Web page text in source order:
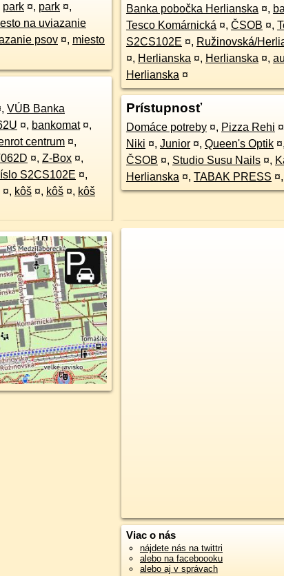
park ¤, park ¤,
na uviazanie
psov ¤, miesto
, VÚB Banka
¤, bankomat ¤,
centrum ¤,
¤, Z-Box ¤,
S2CS102E ¤,
¤, kôš ¤, kôš ¤, kôš
Banka pobočka Herlianska ¤,
Tesco Komárnická ¤, ČSOB ¤,
S2CS102E ¤, Ružinovská/
¤, Herlianska ¤, Herlianska ¤,
Herlianska ¤
Prístupnosť
Domáce potreby ¤, Pizza Rehi ¤
Niki ¤, Junior ¤, Queen's Optik ¤,
ČSOB ¤, Studio Susu Nails ¤,
Herlianska ¤, TABAK PRESS ¤,
Viac o nás
nájdete nás na twittri
alebo na faceboooku
alebo aj v správach